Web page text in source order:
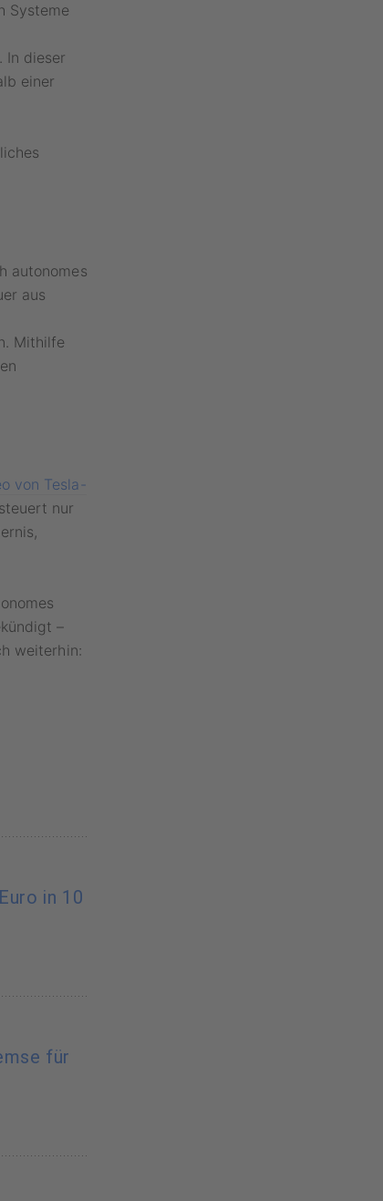
Systeme
In dieser
einer
autonomes
aus
Mithilfe
von Tesla-
nur
–
weiterhin:
in 10
für